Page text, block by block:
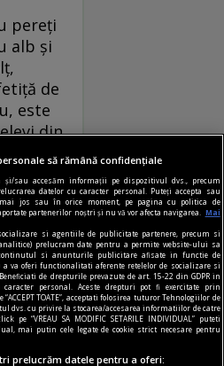
pereţi
alb şi
de
este
din
a
două
că
că are o
să rămână confidențiale
și/sau accesăm informații pe dispozitivul dvs., precum
datelor cu caracter personal. Puteți accepta sau
jos sau în orice moment, pe pagina cu politica de
partenerilor noștri și nu vă vor afecta navigarea.
Mai
si agentiile de publicitate partenere, precum si
prelucram date pentru a permite website-ului sa
si anunturile publicitare afisate in functie de
va oferi functionalitati aferente retelelor de socializare si
de drepturile prevazute de art. 15-22 din GDPR in
personal. Aceste drepturi pot fi exercitate prin
“ACCEPT TOATE”, acceptati folosirea tuturor Tehnologiilor de
dvs. cu privire la stocarea/accesarea informatiilor de catre
pe “VREAU SA MODIFIC SETARILE INDIVIDUAL” puteti
mai putin cele legate de cookie strict necesare pentru
prelucrăm datele pentru a oferi: